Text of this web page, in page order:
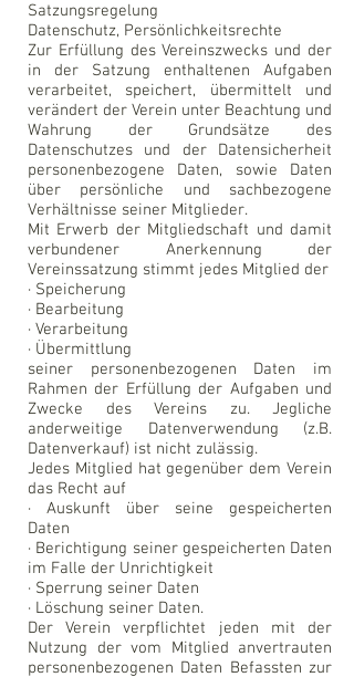
Satzungsregelung
Datenschutz, Persönlichkeitsrechte
Zur Erfüllung des Vereinszwecks und der
in der Satzung enthaltenen Aufgaben
verarbeitet, speichert, übermittelt und
verändert der Verein unter Beachtung und
Wahrung der Grundsätze des
Datenschutzes und der Datensicherheit
personenbezogene Daten, sowie Daten
über persönliche und sachbezogene
Verhältnisse seiner Mitglieder.
Mit Erwerb der Mitgliedschaft und damit
verbundener Anerkennung der
Vereinssatzung stimmt jedes Mitglied der
· Speicherung
· Bearbeitung
· Verarbeitung
· Übermittlung
seiner personenbezogenen Daten im
Rahmen der Erfüllung der Aufgaben und
Zwecke des Vereins zu. Jegliche
anderweitige Datenverwendung (z.B.
Datenverkauf) ist nicht zulässig.
Jedes Mitglied hat gegenüber dem Verein
das Recht auf
· Auskunft über seine gespeicherten
Daten
· Berichtigung seiner gespeicherten Daten
im Falle der Unrichtigkeit
· Sperrung seiner Daten
· Löschung seiner Daten.
Der Verein verpflichtet jeden mit der
Nutzung der vom Mitglied anvertrauten
personenbezogenen Daten Befassten zur